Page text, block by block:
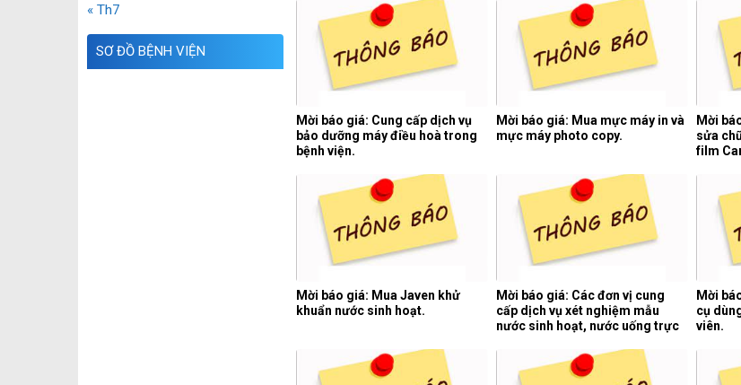
« Th7
SƠ ĐỒ BỆNH VIỆN
Mời báo giá: Cung cấp dịch vụ
bảo dưỡng máy điều hoà trong
bệnh viện.
Mời báo giá: Mua mực máy in và
mực máy photo copy.
Mời
sửa
film
Mời báo giá: Mua Javen khử
khuẩn nước sinh hoạt.
Mời báo giá: Các đơn vị cung
cấp dịch vụ xét nghiệm mẫu
nước sinh hoạt, nước uống trực
Mời
cụ
viên.